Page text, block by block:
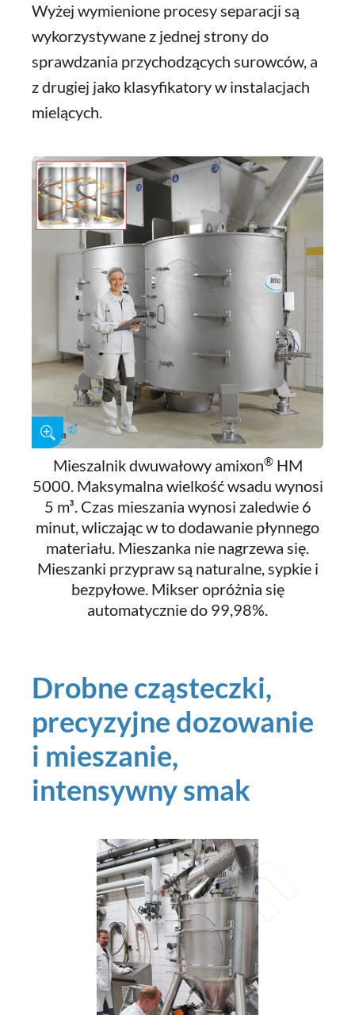
Wyżej wymienione procesy separacji są
wykorzystywane z jednej strony do
sprawdzania przychodzących surowców, a
z drugiej jako klasyfikatory w instalacjach
mielących.
Mieszalnik dwuwałowy amixon®HM
5000. Maksymalna wielkość wsadu wynosi
5 m³. Czas mieszania wynosi zaledwie 6
minut, wliczając w to dodawanie płynnego
materiału. Mieszanka nie nagrzewa się.
Mieszanki przypraw są naturalne, sypkie i
bezpyłowe. Mikser opróżnia się
automatycznie do 99,98%.
Drobne cząsteczki,
precyzyjne dozowanie
i mieszanie,
intensywny smak